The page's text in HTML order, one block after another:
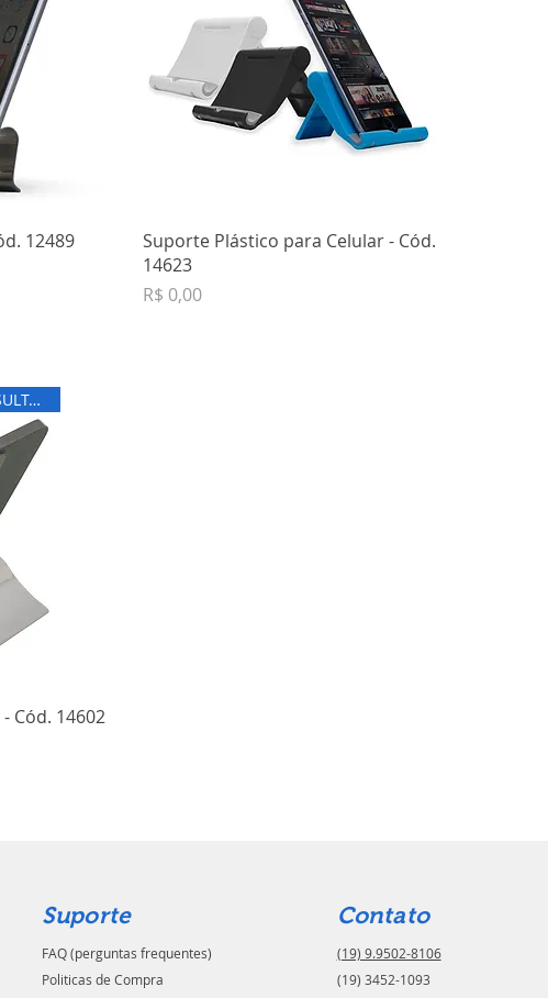
12489
Suporte Plástico para Celular - Cód.
14623
Preço
R$ 0,00
VALOR DEVE SER CONSULTADO
Cód. 14602
Suporte
FAQ (perguntas frequentes)
Politicas de Compra
Contato
(19) 9.9502-8106
(19) 3452-1093